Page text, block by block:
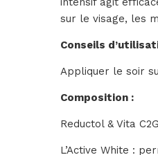
sur le visage, les
Conseils
Appliquer le soir
Composition :
Reductol & Vita
L’Active White :